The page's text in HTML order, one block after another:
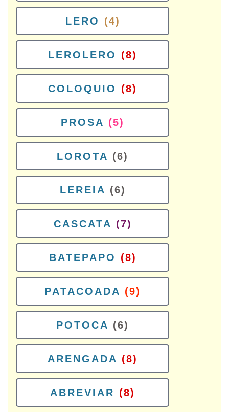
LERO (4)
LEROLERO (8)
COLOQUIO (8)
PROSA (5)
LOROTA (6)
LEREIA (6)
CASCATA (7)
BATEPAPO (8)
PATACOADA (9)
POTOCA (6)
ARENGADA (8)
ABREVIAR (8)